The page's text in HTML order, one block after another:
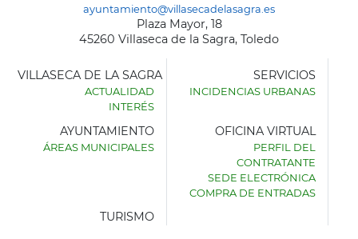
ayuntamiento@villasecadelasagra.es
Plaza Mayor, 18
45260 Villaseca de la Sagra, Toledo
AYUNTAMIENTO
VILLASECA DE LA SAGRA
ACTUALIDAD
INTERÉS
SERVICIOS
INCIDENCIAS URBANAS
AYUNTAMIENTO
ÁREAS MUNICIPALES
OFICINA VIRTUAL
PERFIL DEL
CONTRATANTE
SEDE ELECTRÓNICA
COMPRA DE ENTRADAS
TURISMO